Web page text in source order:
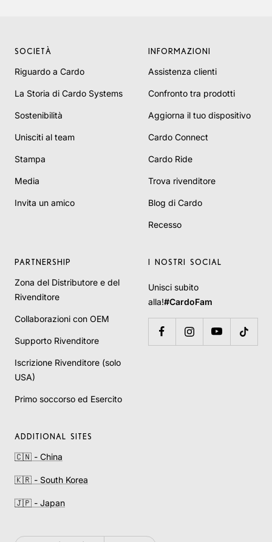
SOCIETÀ
Riguardo a Cardo
La Storia di Cardo Systems
Sostenibilità
Unisciti al team
Stampa
Media
Invita un amico
INFORMAZIONI
Assistenza clienti
Confronto tra prodotti
Aggiorna il tuo dispositivo
Cardo Connect
Cardo Ride
Trova rivenditore
Blog di Cardo
Recesso
PARTNERSHIP
Zona del Distributore e del
Rivenditore
Collaborazioni con OEM
Supporto Rivenditore
Iscrizione Rivenditore (solo
USA)
Primo soccorso ed Esercito
I NOSTRI SOCIAL
Unisci subito
alla!#CardoFam
ADDITIONAL SITES
🇨🇳 - China
🇰🇷 - South Korea
🇯🇵 - Japan